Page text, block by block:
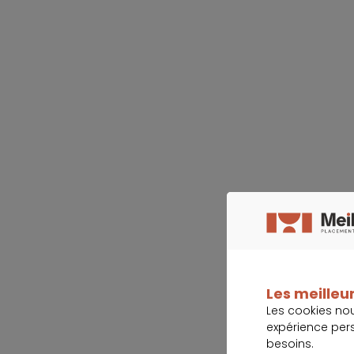
Les
Les cookies
expérience
besoins.